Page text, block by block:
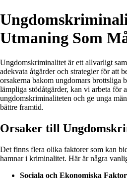
Utmaning Som
Ungdomskriminalitet är ett allvarligt
adekvata åtgärder och strategier för att
orsakerna bakom ungdomars brottsliga
lämpliga stödåtgärder, kan vi arbeta för
ungdomskriminaliteten och ge unga
bättre framtid.
Orsaker till
Det finns flera olika faktorer som kan
hamnar i kriminalitet. Här är några
Sociala och Ekonomiska